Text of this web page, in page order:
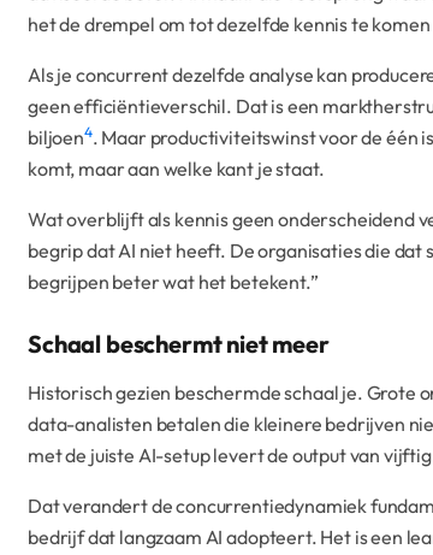
het de drempel om tot dezelfde kennis te
Als je concurrent dezelfde analyse kan
geen efficiëntieverschil. Dat is een
biljoen4. Maar productiviteitswinst voor de één
komt, maar aan welke kant je staat.
Wat overblijft als kennis geen onderscheidend
begrip dat AI niet heeft. De organisaties die dat
begrijpen beter wat het betekent.”
Schaal beschermt niet meer
Historisch gezien beschermde schaal je. Grote
data-analisten betalen die kleinere bedrijven
met de juiste AI-setup levert de output van
Dat verandert de concurrentiedynamiek
bedrijf dat langzaam AI adopteert. Het is een